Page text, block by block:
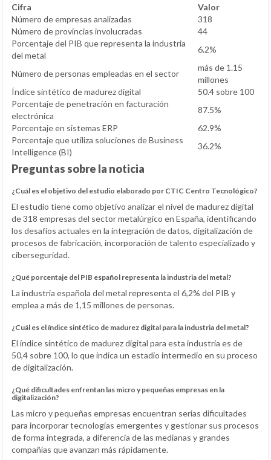
Cifra
Valor
Número de empresas analizadas
318
Número de provincias involucradas
44
Porcentaje del PIB que representa la industria
del metal
6.2%
Número de personas empleadas en el sector
más de 1.15
millones
Índice sintético de madurez digital
50.4 sobre 100
Porcentaje de penetración en facturación
electrónica
87.5%
Porcentaje en sistemas ERP
62.9%
Porcentaje que utiliza soluciones de Business
Intelligence (BI)
36.2%
Preguntas sobre la noticia
¿Cuál es el objetivo del estudio elaborado por CTIC Centro Tecnológico?
El estudio tiene como objetivo analizar el nivel de madurez digital
de 318 empresas del sector metalúrgico en España, identificando
los desafíos actuales en la integración de datos, digitalización de
procesos de fabricación, incorporación de talento especializado y
ciberseguridad.
¿Qué porcentaje del PIB español representa la industria del metal?
La industria española del metal representa el 6,2% del PIB y
emplea a más de 1,15 millones de personas.
¿Cuál es el índice sintético de madurez digital para la industria del metal?
El índice sintético de madurez digital para esta industria es de
50,4 sobre 100, lo que indica un estadio intermedio en su proceso
de digitalización.
¿Qué dificultades enfrentan las micro y pequeñas empresas en la
digitalización?
Las micro y pequeñas empresas encuentran serias dificultades
para incorporar tecnologías emergentes y gestionar sus procesos
de forma integrada, a diferencia de las medianas y grandes
compañías que avanzan más rápidamente.